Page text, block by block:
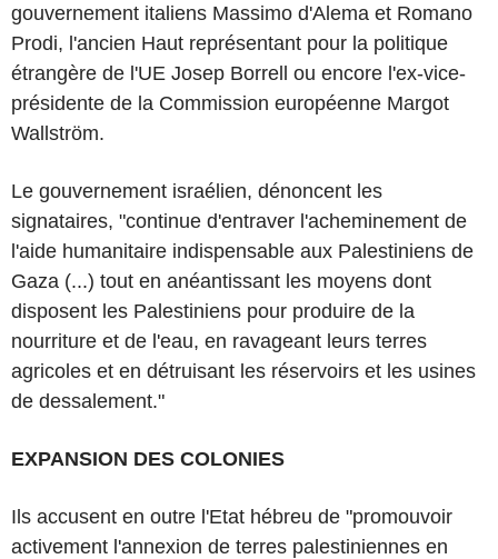
gouvernement italiens Massimo d'Alema et Romano
Prodi, l'ancien Haut représentant pour la politique
étrangère de l'UE Josep Borrell ou encore l'ex-vice-
présidente de la Commission européenne Margot
Wallström.
Le gouvernement israélien, dénoncent les
signataires, "continue d'entraver l'acheminement de
l'aide humanitaire indispensable aux Palestiniens de
Gaza (...) tout en anéantissant les moyens dont
disposent les Palestiniens pour produire de la
nourriture et de l'eau, en ravageant leurs terres
agricoles et en détruisant les réservoirs et les usines
de dessalement."
EXPANSION DES COLONIES
Ils accusent en outre l'Etat hébreu de "promouvoir
activement l'annexion de terres palestiniennes en